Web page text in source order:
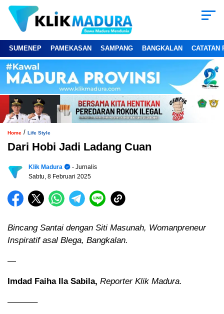
SUMENEP PAMEKASAN SAMPANG BANGKALAN CATATAN
Home / Life Style
Dari Hobi Jadi Ladang Cuan
Klik Madura
- Jurnalis
Sabtu, 8 Februari 2025
Bincang Santai dengan Siti Masunah, Womanpreneur
Inspiratif asal Blega, Bangkalan.
—
Imdad Faiha Ila Sabila, Reporter Klik Madura.
———–